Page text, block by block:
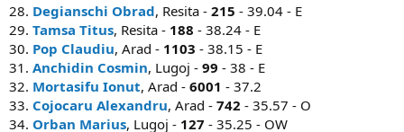
28. Degianschi Obrad, Resita - 215 - 39.04 - E
29. Tamsa Titus, Resita - 188 - 38.24 - E
30. Pop Claudiu, Arad - 1103 - 38.15 - E
31. Anchidin Cosmin, Lugoj - 99 - 38 - E
32. Mortasifu Ionut, Arad - 6001 - 37.2
33. Cojocaru Alexandru, Arad - 742 - 35.57 - O
34. Orban Marius, Lugoj - 127 - 35.25 - OW